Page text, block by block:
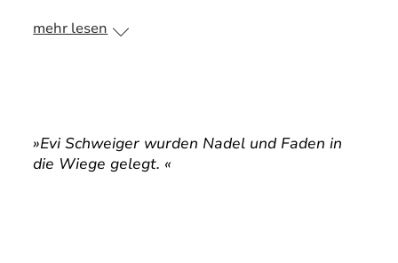
helfen den Kindern beim Einkleiden. Auf den
Schmuck ausgebreitet: Broschen, Ketten,
Ohrringe, Armreifen. Hier wühlt Evi Schweiger in
mehr lesen
»Evi Schweiger wurden Nadel und Faden in
die Wiege gelegt. «